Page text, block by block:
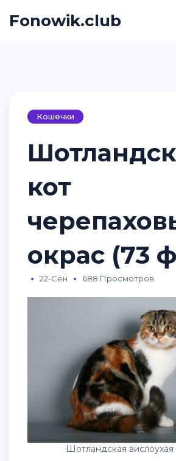
Fonowik.club
Кошечки
кот
окрас (73
22-Сен 688 Просмотров
Шотландская вислоухая